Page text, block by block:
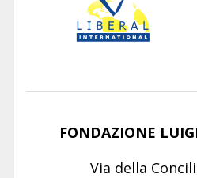
FONDAZIONE
Via della